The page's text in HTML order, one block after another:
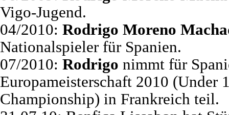
Vigo-Jugend.
04/2010: Rodrigo Moreno
Nationalspieler für Spanien.
07/2010: Rodrigo nimmt für
Europameisterschaft 2010 (Under
Championship) in Frankreich